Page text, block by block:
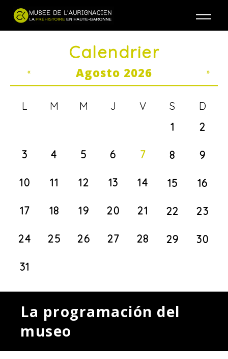
Calendrier
Agosto 2026
« »
L M M J V S
D
1
2
3 4 5 6 7 8 9
10 11 12 13 14 15 16
17 18 19 20 21 22 23
24 25 26 27 28 29 30
31
La programación del
museo